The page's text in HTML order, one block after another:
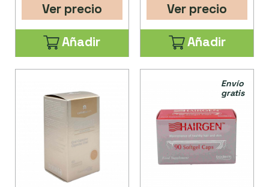
Ver precio
Añadir
Ver precio
Añadir
Envío
gratis